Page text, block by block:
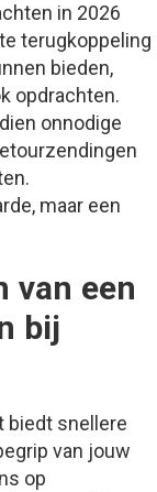
in 2026
terugkoppeling
bieden,
opdrachten.
onnodige
maar een
van een
bij
biedt snellere
van jouw
op